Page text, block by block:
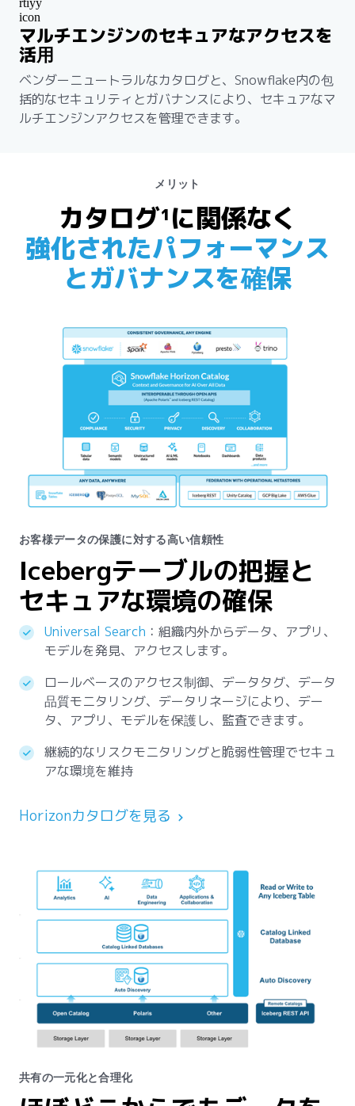
マルチエンジンのセキュアなアクセスを
活用
ベンダーニュートラルなカタログと、Snowflake内の包
括的なセキュリティとガバナンスにより、セキュアなマ
ルチエンジンアクセスを管理できます。
メリット
カタログ¹に関係なく
強化されたパフォーマンス
とガバナンスを確保
お客様データの保護に対する高い信頼性
Icebergテーブルの把握と
セキュアな環境の確保
Universal Search ：組織内外からデータ、アプリ、
モデルを発見、アクセスします。
ロールベースのアクセス制御、データタグ、データ
品質モニタリング、データリネージにより、デー
タ、アプリ、モデルを保護し、監査できます。
継続的なリスクモニタリングと脆弱性管理でセキュ
アな環境を維持
Horizonカタログを見る
共有の一元化と合理化